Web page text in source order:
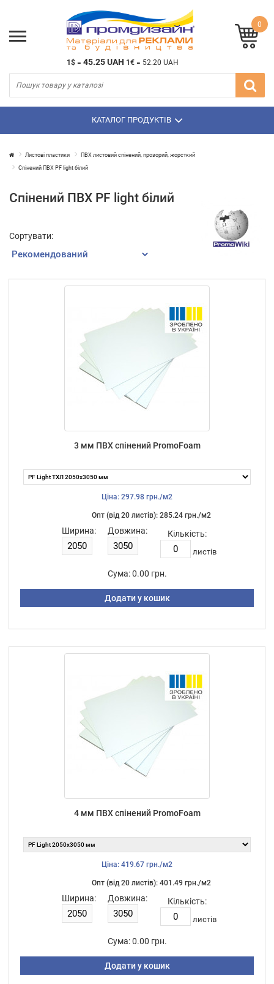
1$ = 45.25 UAH 1€ = 52.20 UAH
0
КАТАЛОГ ПРОДУКТІВ
Листові пластики ПВХ листовий спінений, прозорий, жорсткий
Спінений ПВХ PF light білий
Спінений ПВХ PF light білий
Сортувати:
3 мм ПВХ спінений PromoFoam
Ціна: 297.98 грн./м2
Опт (від 20 листiв): 285.24 грн./м2
Ширина: Довжина: Кількість:
листiв
Сума: 0.00 грн.
Додати у кошик
4 мм ПВХ спінений PromoFoam
Ціна: 419.67 грн./м2
Опт (від 20 листiв): 401.49 грн./м2
Ширина: Довжина: Кількість:
листiв
Сума: 0.00 грн.
Додати у кошик